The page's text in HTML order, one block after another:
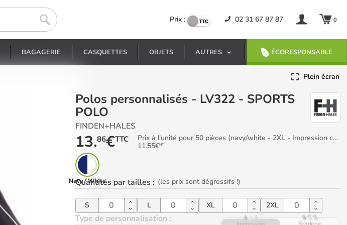
Prix : 02 31 67 87 87 0
BAGAGERIE CASQUETTES OBJETS AUTRES ÉCORESPONSABLE
Plein écran
Polos personnalisés - LV322 - SPORTS
POLO
FINDEN+HALES
13.86€TTC
Prix à l'unité pour 50 pièces (navy/white - 2XL - Impression coeur)
11.55€HT
Navy / White
Quantités par tailles : (les prix sont dégressifs !)
S L XL 2XL
Type de personnalisation :